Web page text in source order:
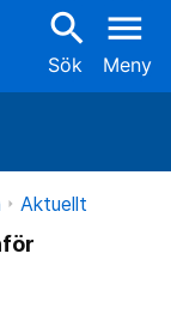
search
Sök
menu
Meny
Aktuellt